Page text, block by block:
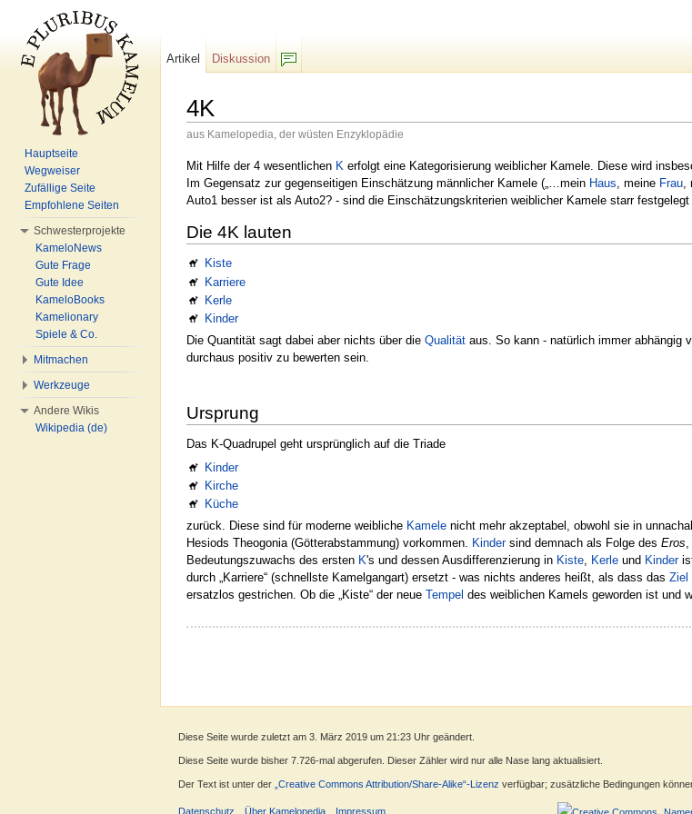
4K
aus Kamelopedia, der wüsten Enzyklopädie
Mit Hilfe der 4 wesentlichen K erfolgt eine Kategorisierung weiblicher Kamele. Diese wird
Im Gegensatz zur gegenseitigen Einschätzung männlicher Kamele („…mein Haus , meine Frau
Auto1 besser ist als Auto2? - sind die Einschätzungskriterien weiblicher Kamele starr festgelegt
Die 4K lauten
Kiste
Karriere
Kerle
Kinder
Die Quantität sagt dabei aber nichts über die Qualität aus. So kann - natürlich immer abhängig
durchaus positiv zu bewerten sein.
Ursprung
Das K-Quadrupel geht ursprünglich auf die Triade
Kinder
Kirche
Küche
zurück. Diese sind für moderne weibliche Kamele nicht mehr akzeptabel, obwohl sie in
Hesiods Theogonia (Götterabstammung) vorkommen. Kindersind demnach als Folge des Eros,
Bedeutungszuwachs des ersten K's und dessen Ausdifferenzierung in Kiste, Kerle und Kinder
durch „Karriere“ (schnellste Kamelgangart) ersetzt - was nichts anderes heißt, als dass das Ziel
ersatzlos gestrichen. Ob die „Kiste“ der neue Tempel des weiblichen Kamels geworden ist und
Artikel
Diskussion
Hauptseite
Wegweiser
Zufällige Seite
Empfohlene Seiten
Schwesterprojekte
KameloNews
Gute Frage
Gute Idee
KameloBooks
Kamelionary
Spiele & Co.
Mitmachen
Werkzeuge
Andere Wikis
Wikipedia (de)
Diese Seite wurde zuletzt am 3. März 2019 um 21:23 Uhr geändert.
Diese Seite wurde bisher 7.726-mal abgerufen. Dieser Zähler wird nur alle Nase lang aktualisiert.
Der Text ist unter der „Creative Commons Attribution/Share-Alike“-Lizenz verfügbar; zusätzliche Bedingungen
Datenschutz Über Kamelopedia Impressum